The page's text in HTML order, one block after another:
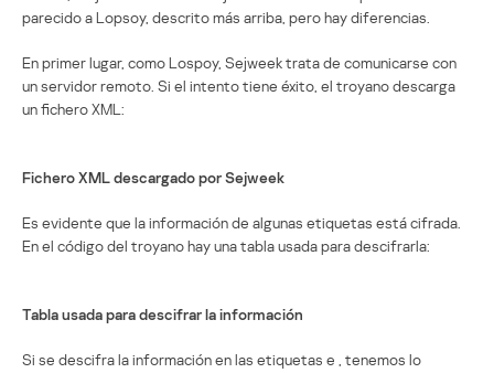
parecido a Lopsoy, descrito más arriba, pero hay diferencias.
En primer lugar, como Lospoy, Sejweek trata de comunicarse con
un servidor remoto. Si el intento tiene éxito, el troyano descarga
un fichero XML:
Fichero XML descargado por Sejweek
Es evidente que la información de algunas etiquetas está cifrada.
En el código del troyano hay una tabla usada para descifrarla:
Tabla usada para descifrar la información
Si se descifra la información en las etiquetas e , tenemos lo